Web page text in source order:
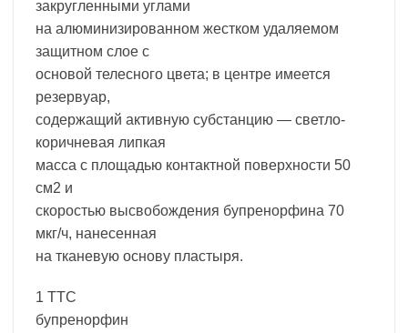
закругленными углами
на алюминизированном жестком удаляемом
защитном слое с
основой телесного цвета; в центре имеется
резервуар,
содержащий активную субстанцию — светло-
коричневая липкая
масса с площадью контактной поверхности 50
см2 и
скоростью высвобождения бупренорфина 70
мкг/ч, нанесенная
на тканевую основу пластыря.
1 ТТС
бупренорфин